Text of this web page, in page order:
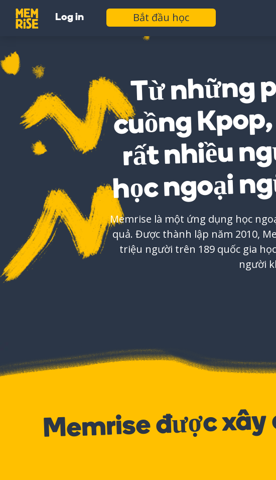
Log in Bắt đầu học
Từ những
cuồng
rất nhiều
học ngoại
Memrise là một ứng dụng học
quả. Được thành lập năm 2010,
triệu người trên 189 quốc gia
người
Memrise được